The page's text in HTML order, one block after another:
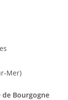
Mer)
Bourgogne